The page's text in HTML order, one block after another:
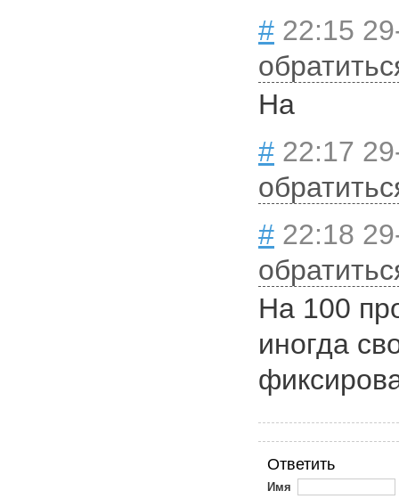
# 22:15
На
# 22:17
# 22:18
На 100
иногда
Ответить
Имя